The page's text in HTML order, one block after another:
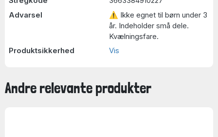
Advarsel
⚠ Ikke egnet til børn under 3
år. Indeholder små dele.
Kvælningsfare.
Produktsikkerhed
Vis
Andre relevante produkter